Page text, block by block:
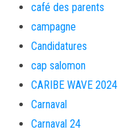
café des parents
campagne
Candidatures
cap salomon
CARIBE WAVE 2024
Carnaval
Carnaval 24